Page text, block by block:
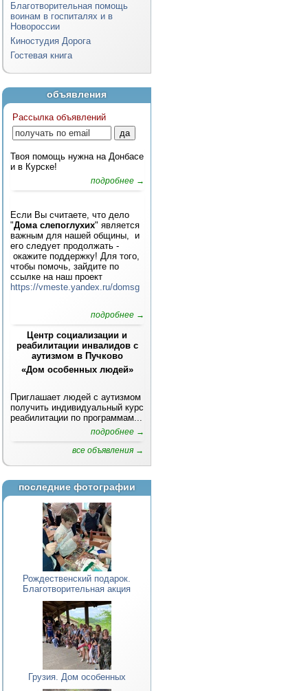
Благотворительная помощь
воинам в госпиталях и в
Новороссии
Киностудия Дорога
Гостевая книга
объявления
Рассылка объявлений
Твоя помощь нужна на Донбасе
и в Курске!
подробнее →
Если Вы считаете, что дело
"Дома слепоглухих" является
важным для нашей общины, и
его следует продолжать -
окажите поддержку! Для того,
чтобы помочь, зайдите по
ссылке на наш проект
https://vmeste.yandex.ru/domsg
подробнее →
Центр социализации и
реабилитации инвалидов с
аутизмом в Пучково
«Дом особенных людей»
Приглашает людей с аутизмом
получить индивидуальный курс
реабилитации по программам...
подробнее →
все объявления →
последние фотографии
Рождественский подарок.
Благотворительная акция
Грузия. Дом особенных